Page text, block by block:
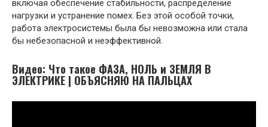
включая обеспечение стабильности, распределение
нагрузки и устранение помех. Без этой особой точки,
работа электросистемы была бы невозможна или стала
бы небезопасной и неэффективной.
Видео: Что такое ФАЗА, НОЛЬ и ЗЕМЛЯ В
ЭЛЕКТРИКЕ | ОБЪЯСНЯЮ НА ПАЛЬЦАХ